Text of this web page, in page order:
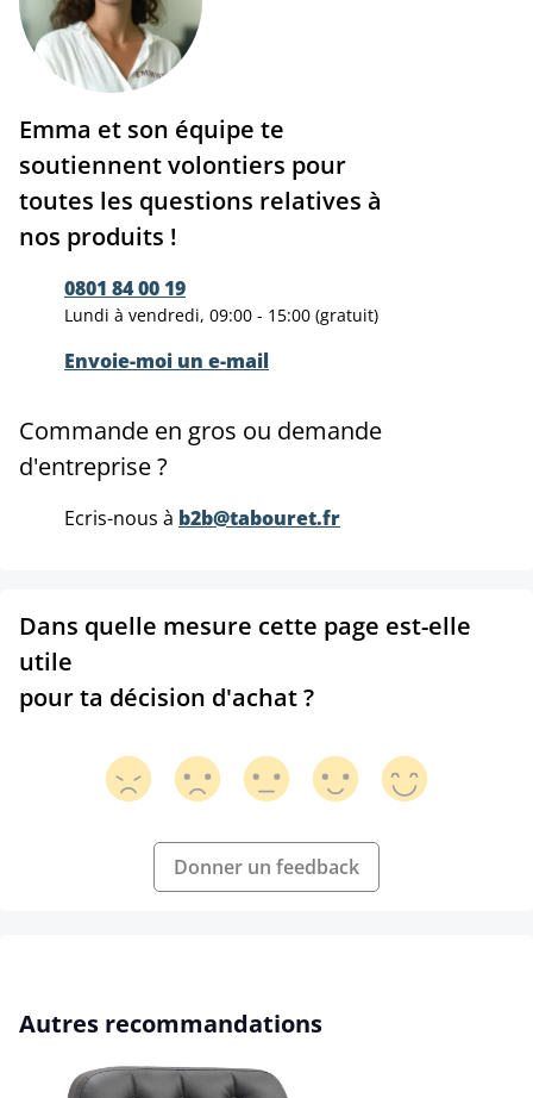
Emma et son équipe te
soutiennent volontiers pour
toutes les questions relatives à
nos produits !
0801 84 00 19
Lundi à vendredi, 09:00 - 15:00 (gratuit)
Envoie-moi un e-mail
Commande en gros ou demande
d'entreprise ?
Ecris-nous à b2b@tabouret.fr
Dans quelle mesure cette page est-elle
utile
pour ta décision d'achat ?
Donner un feedback
Ignorer la galerie de produits
Autres recommandations